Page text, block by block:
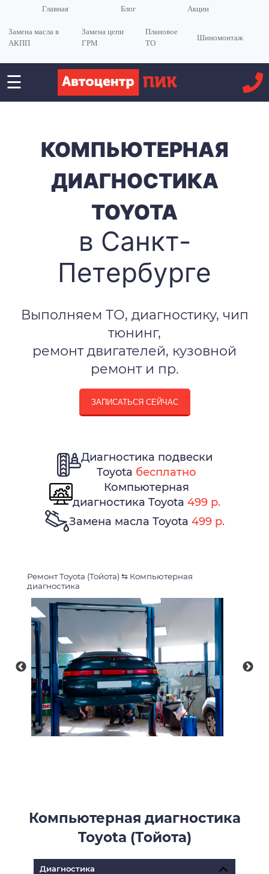
Главная Блог Акции
Замена масла в
АКПП
Замена цепи
ГРМ
Плановое
ТО
Шиномонтаж
☰
КОМПЬЮТЕРНАЯ
ДИАГНОСТИКА
TOYOTA
в Санкт-
Петербурге
Выполняем ТО, диагностику, чип
тюнинг,
ремонт двигателей, кузовной
ремонт и пр.
ЗАПИСАТЬСЯ СЕЙЧАС
Диагностика подвески
Toyota бесплатно
Компьютерная
диагностика Toyota 499 р.
Замена масла Toyota 499 р.
Ремонт Toyota (Тойота) ⇆ Компьютерная
диагностика
Компьютерная диагностика
Toyota (Тойота)
Диагностика